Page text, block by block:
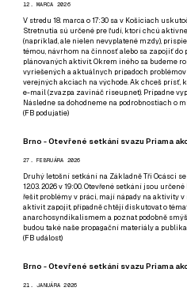
12. MARCA 2026
V stredu 18. marca o 17:30 sa v Košiciach
Stretnutia sú určené pre ľudí, ktorí chcú
(napríklad, ale nielen nevyplatené mzdy),
témou, návrhom na činnosť alebo sa zapojiť do
plánovaných aktivít. Okrem iného sa budeme
vyriešených a aktuálnych prípadoch problémov
verejných akciach na východe. Ak chceš prísť,
e-mail (zvazpa zavináč riseup.net). Prípadne
Následne sa dohodneme na podrobnostiach o
(FB podujatie)
Brno - Otevřené setkání svazu Priama
27. FEBRUÁRA 2026
Druhý letošní setkání na Základně Tři Ocásci
12.03. 2026 v 19:00. Otevřené setkání jsou
řešit problémy v práci, mají nápady na aktivity
aktivit zapojit, případně chtějí diskutovat o
anarchosyndikalismem a poznat podobně
budou také naše propagační materiály a
(FB událost)
Brno - Otevřené setkání svazu Priama
21. JANUÁRA 2026